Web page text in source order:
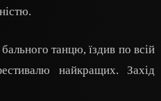
танцю, їздив по всій
найкращих. Захід